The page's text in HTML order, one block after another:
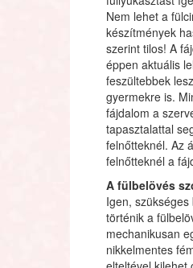
Nem lehet a
készítmények
szerint tilos! A
éppen aktuális
feszültebbek
gyermekre is.
fájdalom a
tapasztalattal
felnőtteknél. Az
felnőtteknél a
A fülbelövés
Igen,
történik a
mechanikusan
nikkelmentes